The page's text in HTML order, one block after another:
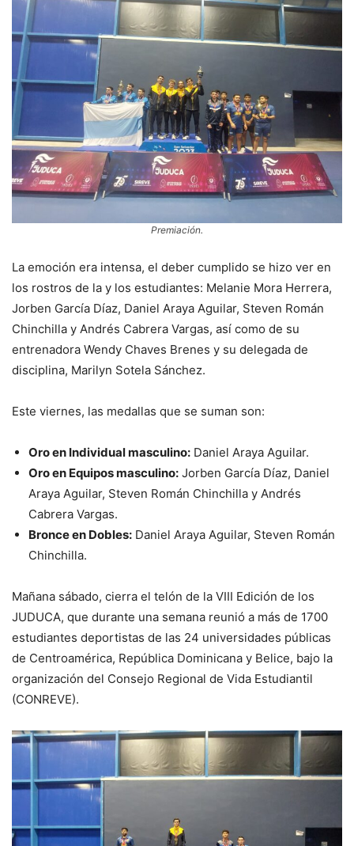
Premiación.
La emoción era intensa, el deber cumplido se hizo ver en
los rostros de la y los estudiantes: Melanie Mora Herrera,
Jorben García Díaz, Daniel Araya Aguilar, Steven Román
Chinchilla y Andrés Cabrera Vargas, así como de su
entrenadora Wendy Chaves Brenes y su delegada de
disciplina, Marilyn Sotela Sánchez.
Este viernes, las medallas que se suman son:
Oro en Individual masculino: Daniel Araya Aguilar.
Oro en Equipos masculino: Jorben García Díaz, Daniel
Araya Aguilar, Steven Román Chinchilla y Andrés
Cabrera Vargas.
Bronce en Dobles: Daniel Araya Aguilar, Steven Román
Chinchilla.
Mañana sábado, cierra el telón de la VIII Edición de los
JUDUCA, que durante una semana reunió a más de 1700
estudiantes deportistas de las 24 universidades públicas
de Centroamérica, República Dominicana y Belice, bajo la
organización del Consejo Regional de Vida Estudiantil
(CONREVE).